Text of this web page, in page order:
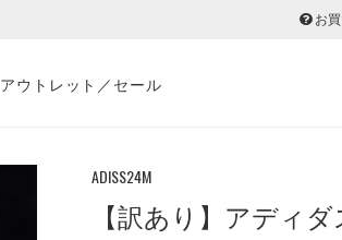
お
アウトレット／セール
ADISS24M
【訳あり】アディ